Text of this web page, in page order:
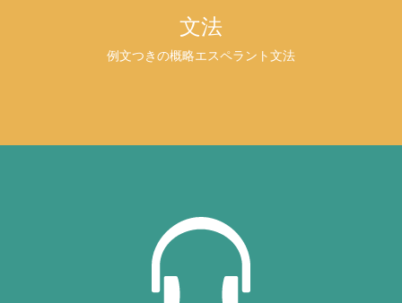
文法
例文つきの概略エスペラント文法